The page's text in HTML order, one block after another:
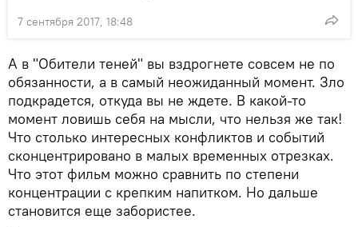
7 сентября 2017, 18:48
А в "Обители теней" вы вздрогнете совсем не по
обязанности, а в самый неожиданный момент. Зло
подкрадется, откуда вы не ждете. В какой-то
момент ловишь себя на мысли, что нельзя же так!
Что столько интересных конфликтов и событий
сконцентрировано в малых временных отрезках.
Что этот фильм можно сравнить по степени
концентрации с крепким напитком. Но дальше
становится еще забористее.